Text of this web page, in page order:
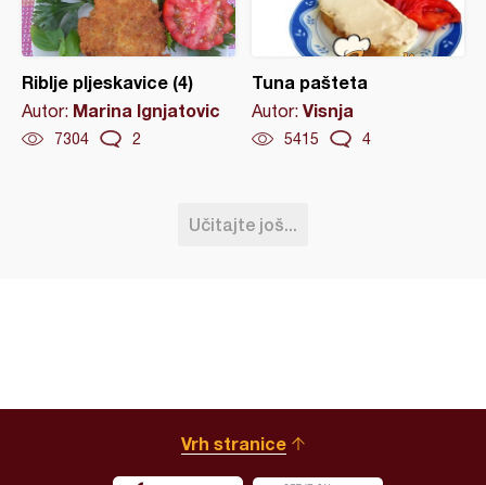
Riblje pljeskavice (4)
Autor: Marina Ignjatovic
7304 2
Tuna pašteta
Autor: Visnja
5415 4
Učitajte još...
Vrh stranice